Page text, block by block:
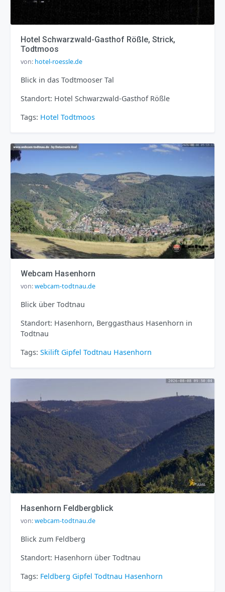
Hotel Schwarzwald-Gasthof Rößle, Strick,
Todtmoos
von: hotel-roessle.de
Blick in das Todtmooser Tal
Standort: Hotel Schwarzwald-Gasthof Rößle
Tags: Hotel Todtmoos
Webcam Hasenhorn
von:webcam-todtnau.de
Blick über Todtnau
Standort: Hasenhorn, Berggasthaus Hasenhorn in
Todtnau
Tags: Skilift Gipfel Todtnau Hasenhorn
Hasenhorn Feldbergblick
von:webcam-todtnau.de
Blick zum Feldberg
Standort: Hasenhorn über Todtnau
Tags: Feldberg Gipfel Todtnau Hasenhorn